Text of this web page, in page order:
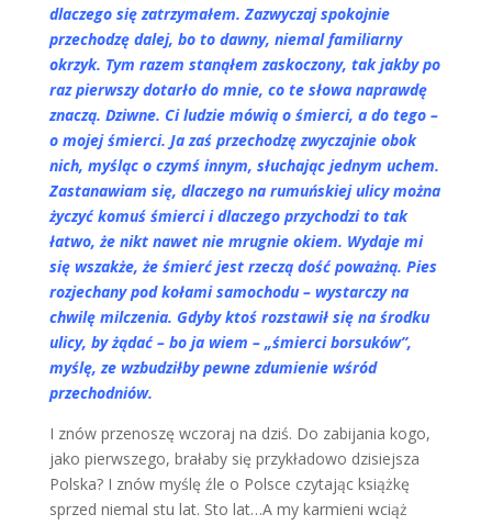
dlaczego się zatrzymałem. Zazwyczaj spokojnie
przechodzę dalej, bo to dawny, niemal familiarny
okrzyk. Tym razem stanąłem zaskoczony, tak jakby po
raz pierwszy dotarło do mnie, co te słowa naprawdę
znaczą. Dziwne. Ci ludzie mówią o śmierci, a do tego –
o mojej śmierci. Ja zaś przechodzę zwyczajnie obok
nich, myśląc o czymś innym, słuchając jednym uchem.
Zastanawiam się, dlaczego na rumuńskiej ulicy można
życzyć komuś śmierci i dlaczego przychodzi to tak
łatwo, że nikt nawet nie mrugnie okiem. Wydaje mi
się wszakże, że śmierć jest rzeczą dość poważną. Pies
rozjechany pod kołami samochodu – wystarczy na
chwilę milczenia. Gdyby ktoś rozstawił się na środku
ulicy, by żądać – bo ja wiem – „śmierci borsuków”,
myślę, ze wzbudziłby pewne zdumienie wśród
przechodniów.
I znów przenoszę wczoraj na dziś. Do zabijania kogo,
jako pierwszego, brałaby się przykładowo dzisiejsza
Polska? I znów myślę źle o Polsce czytając książkę
sprzed niemal stu lat. Sto lat…A my karmieni wciąż